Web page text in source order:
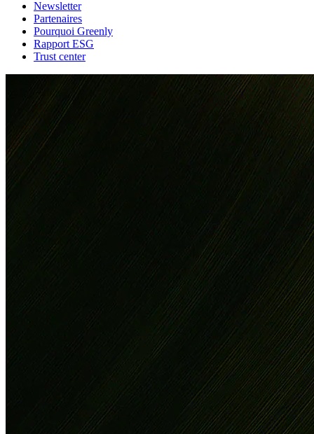
Newsletter
Partenaires
Pourquoi Greenly
Rapport ESG
Trust center